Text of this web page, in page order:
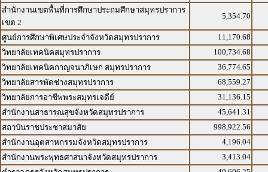
สำนักงานเขตพื้นที่การศึกษาประถมศึกษาสมุทรปราการ
เขต 2
5,354.70
ศูนย์การศึกษาพิเศษประจำจังหวัดสมุทรปราการ
11,170.68
วิทยาลัยเทคนิคสมุทรปราการ
100,734.68
วิทยาลัยเทคนิคกาญจนาภิเษก สมุทรปราการ
36,774.65
วิทยาลัยสารพัดช่างสมุทรปราการ
68,559.27
วิทยาลัยการอาชีพพระสมุทรเจดีย์
31,136.15
สำนักงานสาธารณสุขจังหวัดสมุทรปราการ
45,641.31
สถาบันราชประชาสมาสัย
998,922.56
สำนักงานอุตสาหกรรมจังหวัดสมุทรปราการ
4,196.04
สำนักงานพระพุทธศาสนาจังหวัดสมุทรปราการ
3,413.04